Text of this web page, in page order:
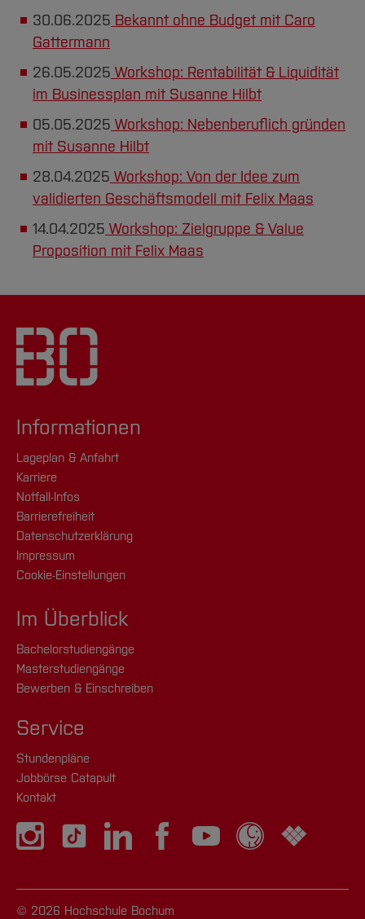
30.06.2025 Bekannt ohne Budget mit Caro
Gattermann
26.05.2025 Workshop: Rentabilität & Liquidität
im Businessplan mit Susanne Hilbt
05.05.2025 Workshop: Nebenberuflich gründen
mit Susanne Hilbt
28.04.2025 Workshop: Von der Idee zum
validierten Geschäftsmodell mit Felix Maas
14.04.2025 Workshop: Zielgruppe & Value
Proposition mit Felix Maas
Informationen
Lageplan & Anfahrt
Karriere
Notfall-Infos
Barrierefreiheit
Datenschutzerklärung
Impressum
Cookie-Einstellungen
Im Überblick
Bachelorstudiengänge
Masterstudiengänge
Bewerben & Einschreiben
Service
Stundenpläne
Jobbörse Catapult
Kontakt
© 2026 Hochschule Bochum